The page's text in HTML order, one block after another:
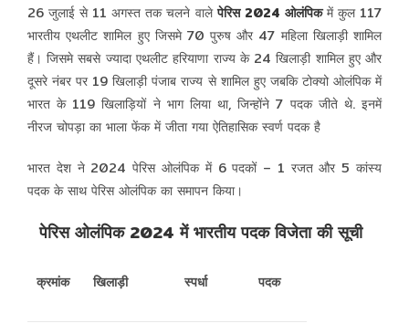
26 जुलाई से 11 अगस्त तक चलने वालेपेरिस 2024 ओलंपिकमें कुल 117
भारतीय एथलीट शामिल हुए जिसमे 70 पुरुष और 47 महिला खिलाड़ी शामिल
हैं। जिसमे सबसे ज्यादा एथलीट हरियाणा राज्य के 24 खिलाड़ी शामिल हुए और
दूसरे नंबर पर 19 खिलाड़ी पंजाब राज्य से शामिल हुए जबकि टोक्यो ओलंपिक में
भारत के 119 खिलाड़ियों ने भाग लिया था, जिन्होंने 7 पदक जीते थे. इनमें
नीरज चोपड़ा का भाला फेंक में जीता गया ऐतिहासिक स्वर्ण पदक है
भारत देश ने 2024 पेरिस ओलंपिक में 6 पदकों – 1 रजत और 5 कांस्य
पदक के साथ पेरिस ओलंपिक का समापन किया।
पेरिस ओलंपिक 2024 में भारतीय पदक विजेता की सूची
क्रमांक खिलाड़ी स्पर्धा पदक